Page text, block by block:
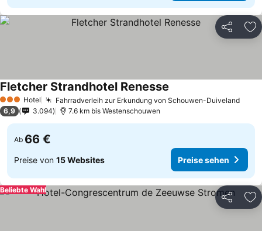
Teilen
3 SterneHotel Fahrradverleih zur Erkundung von Schouwen-Duiveland
Fletcher Strandhotel Renesse
6,9 3.094 7.6 km bis Westenschouwen
Ab 66 €
Preise von 15 Websites Preise sehen
Teilen
Beliebte Wahl